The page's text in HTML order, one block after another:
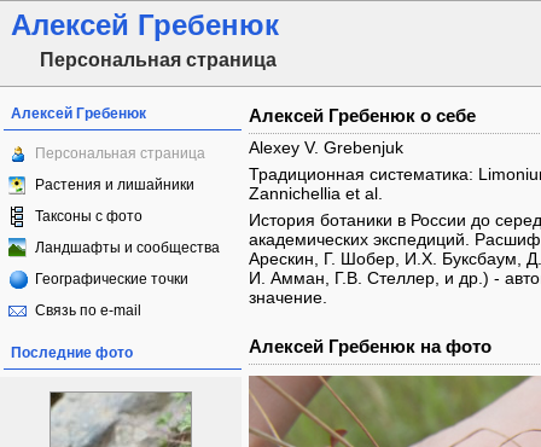
Алексей Гребенюк
Персональная страница
Алексей Гребенюк
Персональная страница
Растения и лишайники
Таксоны с фото
Ландшафты и сообщества
Географические точки
Связь по e-mail
Последние фото
Алексей Гребенюк о себе
Alexey V. Grebenjuk
Традиционная систематика:
Zannichellia et al.
История ботаники в России до
академических экспедиций.
Арескин, Г. Шобер, И.Х. Буксбаум,
И. Амман, Г.В. Стеллер, и др.) -
значение.
Алексей Гребенюк на фото